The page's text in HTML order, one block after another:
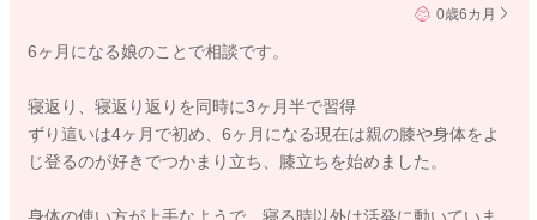
0歳6カ月
6ヶ月になる娘のことで相談です。
寝返り、寝返り返りを同時に3ヶ月半で習得
ずり這いは4ヶ月で初め、6ヶ月になる現在は親の膝や身体をよ
じ登るのが好きでつかまり立ち、膝立ちを始めました。